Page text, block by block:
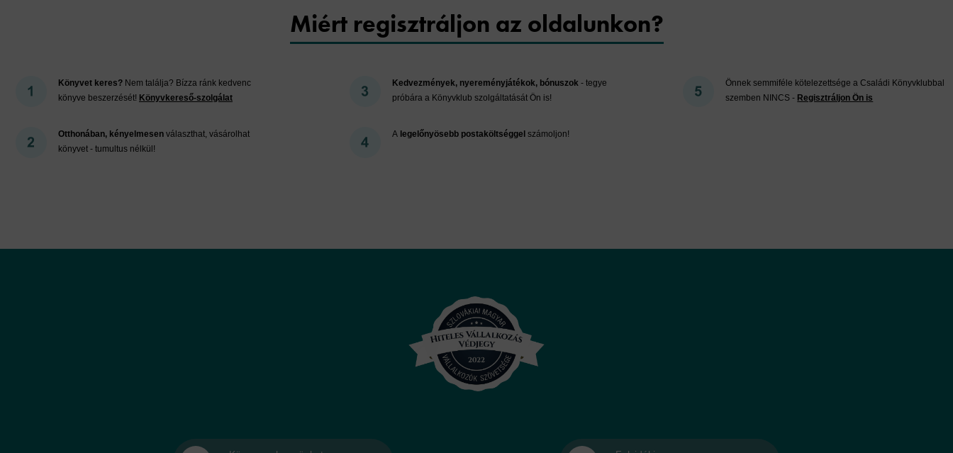
Miért regisztráljon az oldalunkon?
Könyvet keres? Nem találja? Bízza ránk kedvenc
könyve beszerzését! Könyvkereső-szolgálat
Otthonában, kényelmesen választhat, vásárolhat
könyvet - tumultus nélkül!
Kedvezmények, nyereményjátékok, bónuszok - tegye
próbára a Könyvklub szolgáltatását Ön is!
A legelőnyösebb postaköltséggelszámoljon!
Önnek semmiféle kötelezettsége a Családi Könyvklubbal
szemben NINCS - Regisztráljon Ön is